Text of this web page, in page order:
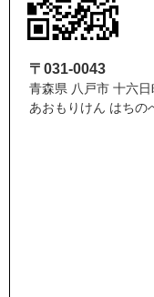
〒031-0043
青森県 八戸市 十六日
あおもりけん はちの